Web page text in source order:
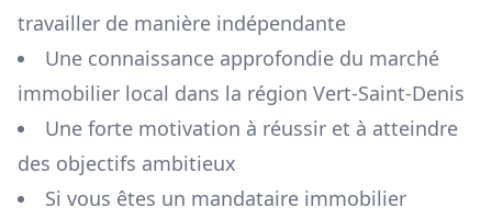
travailler de manière indépendante
Une connaissance approfondie du marché
immobilier local dans la région Vert-Saint-Denis
Une forte motivation à réussir et à atteindre
des objectifs ambitieux
Si vous êtes un mandataire immobilier